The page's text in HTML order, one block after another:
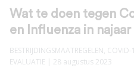
Wat te doen tegen
en Influenza in najaar
BESTRIJDINGSMAATREGELEN, COVID-
EVALUATIE | 28 augustus 2023